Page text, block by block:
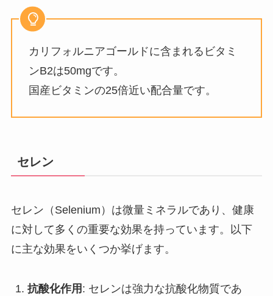
カリフォルニアゴールドに含まれるビタミ
ンB2は50mgです。
国産ビタミンの25倍近い配合量です。
セレン
セレン（Selenium）は微量ミネラルであり、健康
に対して多くの重要な効果を持っています。以下
に主な効果をいくつか挙げます。
抗酸化作用 : セレンは強力な抗酸化物質であ